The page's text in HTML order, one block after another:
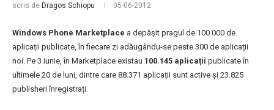
scris de Dragos Schiopu 05-06-2012
Windows Phone Marketplace a depășit pragul de 100.000 de
aplicații publicate, în fiecare zi adăugându-se peste 300 de aplicații
noi. Pe 3 iunie, în Marketplace existau 100.145 aplicații publicate în
ultimele 20 de luni, dintre care 88.371 aplicații sunt active și 23.825
publisheri înregistrați.